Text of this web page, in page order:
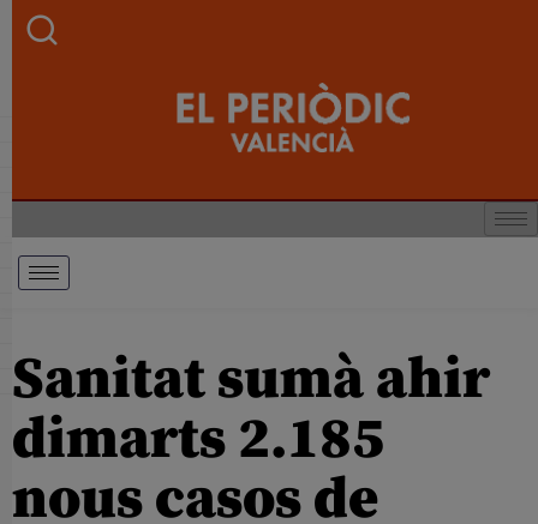
Sanitat sumà ahir
dimarts 2.185
nous casos de